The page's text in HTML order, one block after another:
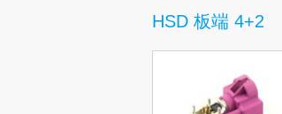
HSD 板端 4+2